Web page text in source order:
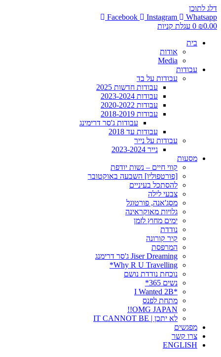
דלג לתוכן
Facebook
Instagram
Whatsapp
₪0.00
0 עגלת קניות
בית
אודות
Media
עבודות
עבודות על בד
עבודות חדשות 2025
עבודות 2023-2024
עבודות 2020-2022
עבודות 2018-2019
עבודות ג'סר דרימינג
עבודות עד 2018
עבודות על נייר
נייר 2023-2024
מסעות
קווי חיים – נשות יודפת
[פורטפוליו] השבעה באוקטובר
להסתכל בעיניים
צבעי לילה
מסג'אנה, פורטוגל
גלויות מאוקראינה
ימים מחוץ לזמן
נודדת
קיר קורונה
המרפסת
Jiser Dreaming ג'סר דרימנג
Why R U Travelling*
נוכחת נודדת נושם
נשים 365*
*I Wanted 2B
מתחת לפנס
OMG JAPAN!!
לא יתכן | IT CANNOT BE
מפגשים
צרו קשר
ENGLISH